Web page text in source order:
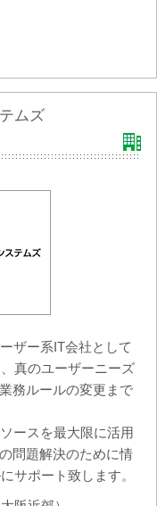
ムズ
ザー系IT会社として
真のユーザーニーズ
務ルールの変更まで
ースを最大限に活用
問題解決のために情
サポート致します。